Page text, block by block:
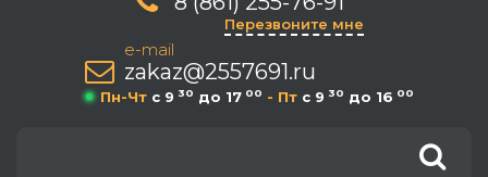
Перезвоните мне
e-mail
zakaz@2557691.ru
Пн-Чт c 9 30 до 17 00 - Пт c 9 30 до 16 00